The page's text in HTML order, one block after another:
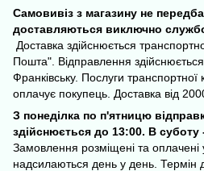
Самовивіз з магазину не
доставляються виключно
Доставка здійснюється
Пошта". Відправлення здійснюється
Франківську. Послуги транспортної
оплачує покупець. Доставка від
З понеділка по п'ятницю
здійснюється до 13:00. В суботу
Замовлення розміщені та оплачені
надсилаються день у день. Термін